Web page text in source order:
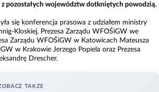
pozostałych województw dotkniętych powodzią.
się konferencja prasowa z udziałem ministry
Kloskiej, Prezesa Zarządu WFOŚiGW we
Zarządu WFOŚiGW w Katowicach Mateusza
w Krakowie Jerzego Popiela oraz Prezesa
Drescher.
TAKZE